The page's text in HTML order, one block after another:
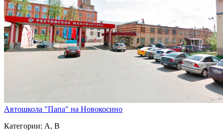
Автошкола "Папа" на Новокосино
Категории: A, B